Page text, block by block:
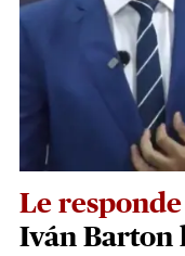
Le responde
Iván Barton